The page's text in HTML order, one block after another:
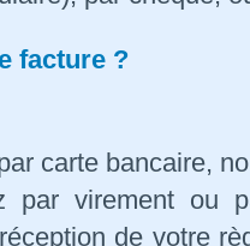
facture ?
carte bancaire,
par virement ou
de votre